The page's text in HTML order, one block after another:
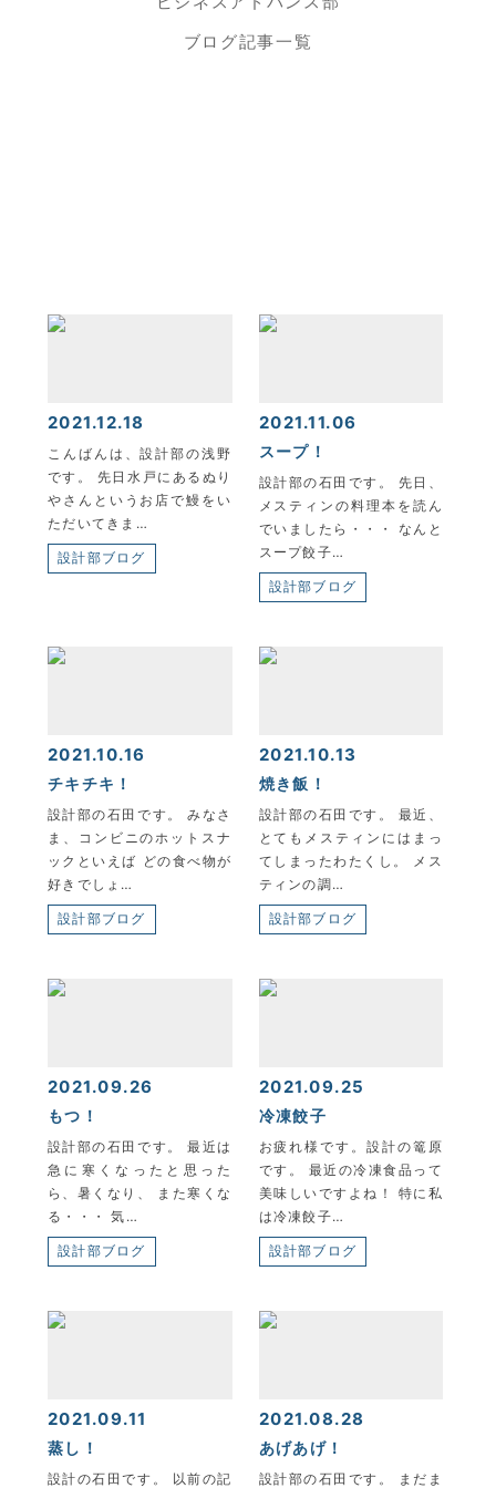
ブログ記事一覧
2021.12.18
こんばんは、設計部の浅野
です。 先日水戸にあるぬり
やさんというお店で鰻をい
ただいてきま…
設計部ブログ
2021.11.06
スープ！
設計部の石田です。 先日、
メスティンの料理本を読ん
でいましたら・・・ なんと
スープ餃子…
設計部ブログ
2021.10.16
チキチキ！
設計部の石田です。 みなさ
ま、コンビニのホットスナ
ックといえば どの食べ物が
好きでしょ…
設計部ブログ
2021.10.13
焼き飯！
設計部の石田です。 最近、
とてもメスティンにはまっ
てしまったわたくし。 メス
ティンの調…
設計部ブログ
2021.09.26
もつ！
設計部の石田です。 最近は
急に寒くなったと思った
ら、暑くなり、 また寒くな
る・・・ 気…
設計部ブログ
2021.09.25
冷凍餃子
お疲れ様です。設計の篭原
です。 最近の冷凍食品って
美味しいですよね！ 特に私
は冷凍餃子…
設計部ブログ
2021.09.11
蒸し！
設計の石田です。 以前の記
2021.08.28
あげあげ！
設計部の石田です。 まだま